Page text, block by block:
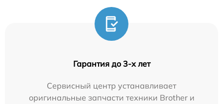
Гарантия до 3-х лет
Сервисный центр устанавливает
оригинальные запчасти техники Brother и